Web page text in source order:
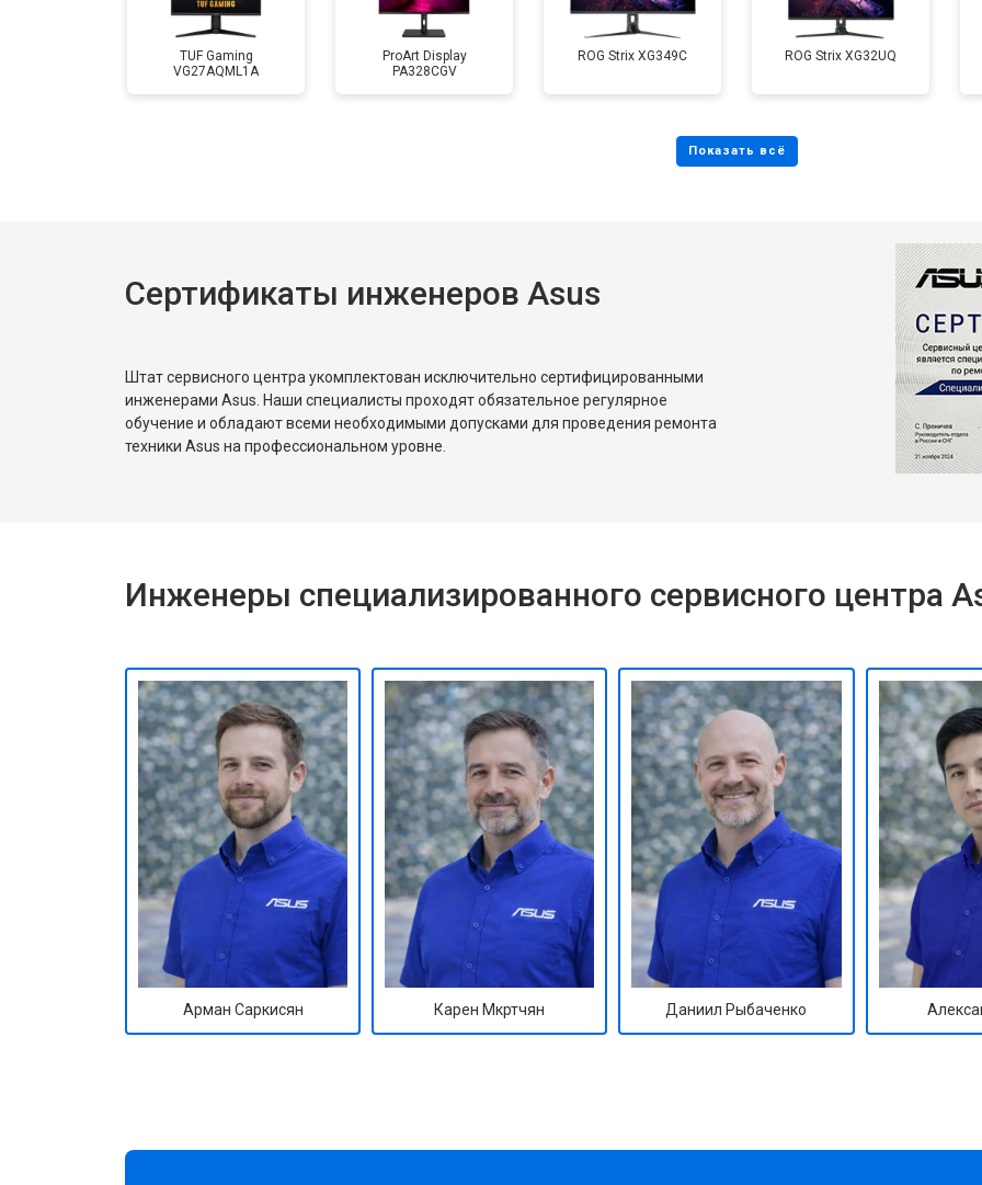
TUF Gaming
VG27AQML1A
ProArt Display
PA328CGV
ROG Strix XG349C ROG Strix XG32UQ
Сертификаты инженеров Asus
Штат сервисного центра укомплектован исключительно сертифицированными
инженерами Asus. Наши специалисты проходят обязательное регулярное
обучение и обладают всеми необходимыми допусками для проведения ремонта
техники Asus на профессиональном уровне.
Инженеры специализированного сервисного центра
Арман Саркисян Карен Мкртчян Даниил Рыбаченко